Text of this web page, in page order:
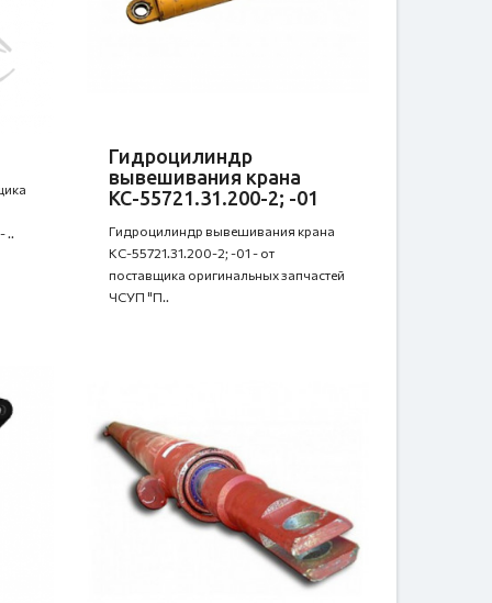
Гидроцилиндр
вывешивания крана
КС-55721.31.200-2; -01
Гидроцилиндр вывешивания крана
КС-55721.31.200-2; -01 - от
поставщика оригинальных запчастей
ЧСУП "П..